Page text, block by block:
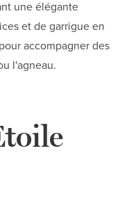
une élégante
et de garrigue en
accompagner des
l'agneau.